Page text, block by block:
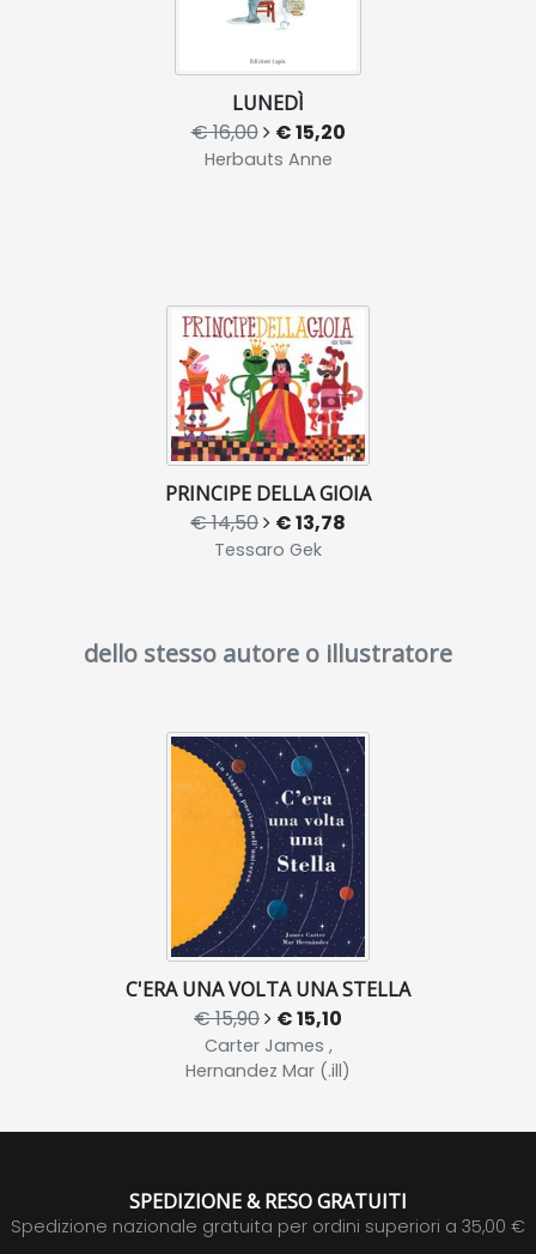
LUNEDÌ
€ 16,00 € 15,20
Herbauts Anne
PRINCIPE DELLA GIOIA
€ 14,50 € 13,78
Tessaro Gek
dello stesso autore o illustratore
C'ERA UNA VOLTA UNA STELLA
€ 15,90 € 15,10
Carter James ,
Hernandez Mar (.ill)
SPEDIZIONE & RESO GRATUITI
Spedizione nazionale gratuita per ordini superiori a 35,00 €